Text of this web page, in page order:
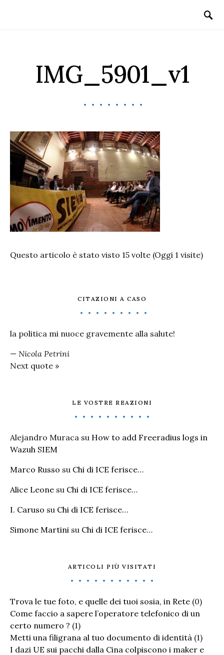
IMG_5901_v1
Questo articolo è stato visto 15 volte (Oggi 1 visite)
CITAZIONI A CASO
la politica mi nuoce gravemente alla salute!
— Nicola Petrini
Next quote »
LE VOSTRE REAZIONI
Alejandro Muraca su How to add Freeradius logs in
Wazuh SIEM
Marco Russo su Chi di ICE ferisce…
Alice Leone su Chi di ICE ferisce…
I. Caruso su Chi di ICE ferisce…
Simone Martini su Chi di ICE ferisce…
ARTICOLI PIÙ VISITATI
Trova le tue foto, e quelle dei tuoi sosia, in Rete (0)
Come faccio a sapere l’operatore telefonico di un
certo numero ? (1)
Metti una filigrana al tuo documento di identità (1)
I dazi UE sui pacchi dalla Cina colpiscono i maker e